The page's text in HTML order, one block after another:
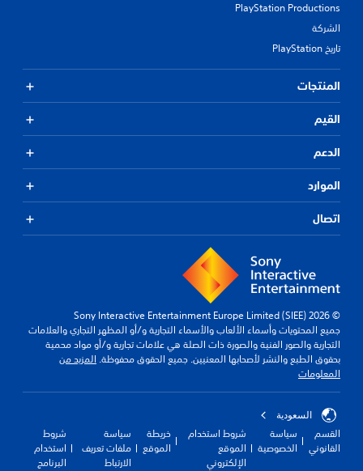
PlayStation Productions
الشركة
تاريخ PlayStation
المنتجات
القيم
الدعم
الموارد
اتصال
© 2026 Sony Interactive Entertainment Europe Limited (SIEE)
جميع المحتويات وأسماء الألعاب والأسماء التجارية و/أو المظهر التجاري والعلامات
التجارية والصور الفنية والصورة ذات الصلة هي علامات تجارية و/أو مواد محمية
بحقوق الطبع والنشر لأصحابها المعنيين. جميع الحقوق محفوظة. المزيد من
المعلومات
السعودية
القسم
القانوني
سياسة
الخصوصية
شروط استخدام
الموقع
الإلكتروني
خريطة
الموقع
سياسة
ملفات تعريف
الارتباط
شروط
استخدام
البرنامج